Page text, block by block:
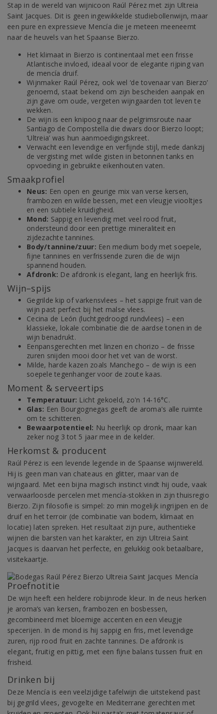
Stap in de wereld van wijnicoon Raúl Pérez met zijn Ultreia
Saint Jacques. Dit is geen ingewikkelde studiebollenwijn, maar
een pure en expressieve Mencía die je meteen meeneemt
naar de heuvels van het Spaanse Bierzo.
Het klimaat in Bierzo is continentaal met een frisse
Atlantische invloed, ideaal voor de elegante rijping van
de mencía druif.
Wijnmaker Raúl Pérez, ook wel ‘de tovenaar van Bierzo’
genoemd, staat bekend om zijn bescheiden aanpak en
zijn gave om oude, vergeten wijngaarden tot leven te
wekken.
De wijn is een knipoog naar de pelgrimsroute naar
Santiago de Compostella die dwars door Bierzo loopt;
‘Ultreia’ was hun aanmoedigingskreet.
Verwacht een levendige en verfijnde stijl, mede dankzij
de vergisting met wilde gisten in betonnen tanks en
opvoeding in gebruikte eikenhouten vaten.
Smaakprofiel
Neus: Een open en geurige mix van verse kersen,
frambozen en wilde bessen, met een vleugje viooltjes
en een subtiele kruidigheid.
Mond: Sappig en levendig met veel rood fruit,
ondersteund door een prettige mineraliteit en
zijdezachte tannines.
Body/tannine/zuur: Een medium body met soepele,
fijne tannines en verfrissende zuren die de wijn
spannend houden.
Afdronk: De afdronk is elegant, lang en heerlijk fris.
Wijn–spijs
Gegrilde kip of varkensvlees – het sappige fruit van de
wijn past perfect bij het malse vlees.
Cecina de León (luchtgedroogd rundvlees) – een
klassieke, lokale combinatie die de aardse tonen in de
wijn benadrukt.
Eenpansgerechten met linzen en chorizo – de frisse
zuren snijden mooi door het vet van de worst.
Milde, harde kazen zoals Manchego – de wijn is een
soepele tegenhanger voor de zoute kaas.
Moment & serveertips
Temperatuur: Licht gekoeld, zo'n 14-16°C.
Glas: Een Bourgognegas geeft de aroma's alle ruimte
om te schitteren.
Bewaarpotentieel: Nu heerlijk op dronk, maar kan
zeker nog 3 tot 5 jaar mee in de kelder.
Herkomst & producent
Raúl Pérez is een levende legende in de Spaanse wijnwereld.
Hij is geen man van chateaus en glitter, maar van de
wijngaard. Met een bijna magisch instinct vindt hij oude, vaak
verwaarloosde percelen met mencía-stokken in zijn thuisregio
Bierzo. Zijn filosofie is simpel: zo min mogelijk ingrijpen en de
druif en het terroir (de combinatie van bodem, klimaat en
locatie) laten spreken. Het resultaat zijn pure, authentieke
wijnen die barsten van het karakter, en zijn Ultreia Saint
Jacques is daarvan het perfecte, en gelukkig ook betaalbare,
visitekaartje.
Proefnotitie
De wijn heeft een heldere robijnrode kleur. In de neus herken
je aroma’s van kersen, frambozen en bosbessen,
gecombineerd met bloemige accenten en een vleugje
specerijen. In de mond is hij sappig en fris, met levendige
zuren, rijp rood fruit en zachte tannines. De afdronk is
elegant, fruitig en pittig, met een fijne balans tussen fruit en
frisheid.
Drinken bij
Deze Mencía is een veelzijdige tafelwijn die uitstekend past
bij gegrild vlees, gevogelte en Mediterrane gerechten met